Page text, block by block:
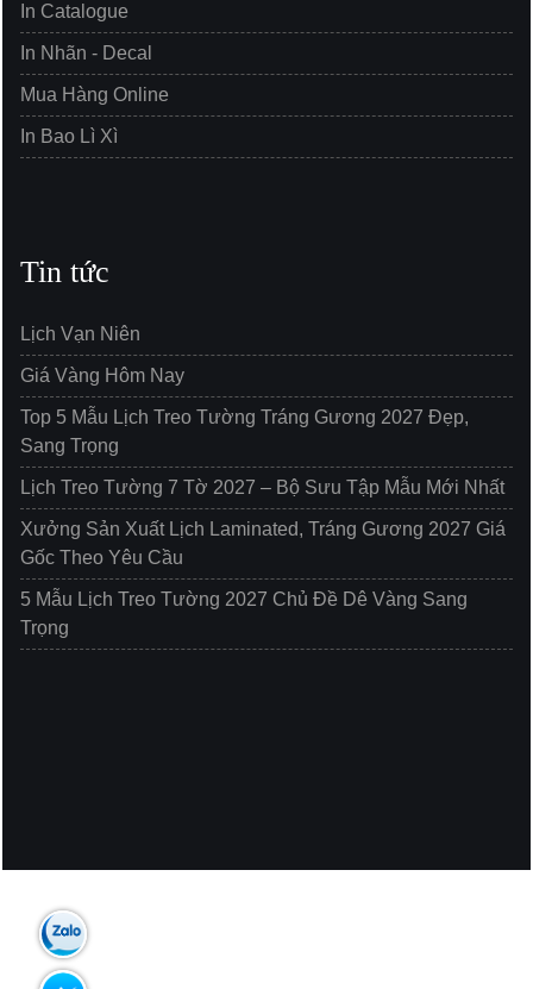
In Catalogue
In Nhãn - Decal
Mua Hàng Online
In Bao Lì Xì
Tin tức
Lịch Vạn Niên
Giá Vàng Hôm Nay
Top 5 Mẫu Lịch Treo Tường Tráng Gương 2027 Đẹp,
Sang Trọng
Lịch Treo Tường 7 Tờ 2027 – Bộ Sưu Tập Mẫu Mới Nhất
Xưởng Sản Xuất Lịch Laminated, Tráng Gương 2027 Giá
Gốc Theo Yêu Cầu
5 Mẫu Lịch Treo Tường 2027 Chủ Đề Dê Vàng Sang
Trọng